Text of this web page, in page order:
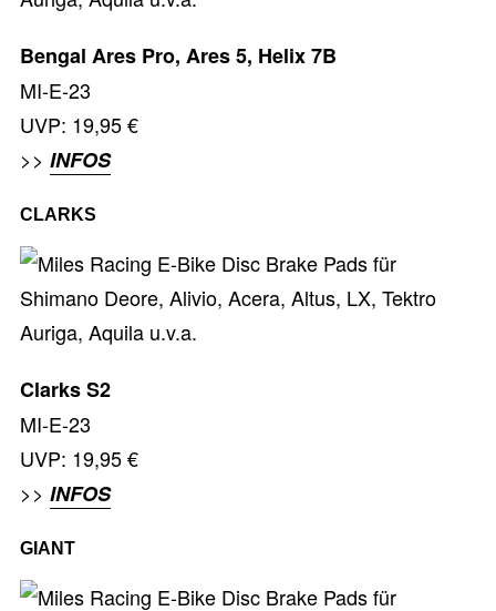
Bengal Ares Pro, Ares 5, Helix7B
MI-E-23
UVP: 19,95 €
>> INFOS
CLARKS
Clarks S2
MI-E-23
UVP: 19,95 €
>> INFOS
GIANT